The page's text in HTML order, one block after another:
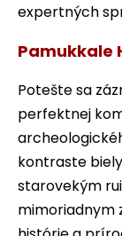
expertných
Pamukkale
Potešte sa
perfektnej
kontraste
starovekým
mimoriadnym